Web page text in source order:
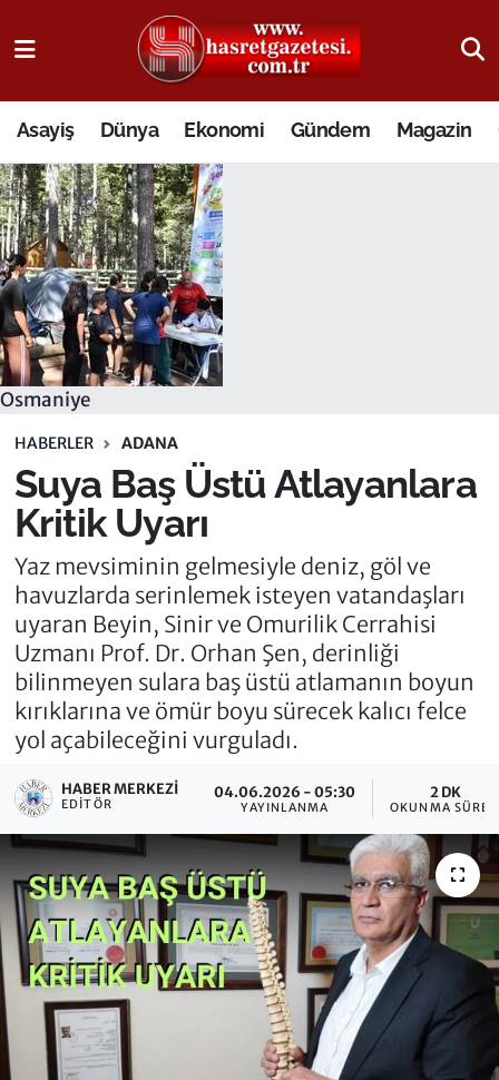
Asayiş Dünya Ekonomi Gündem Magazin
Osmaniye
HABERLER ADANA
Suya Baş Üstü Atlayanlara
Kritik Uyarı
Yaz mevsiminin gelmesiyle deniz, göl ve
havuzlarda serinlemek isteyen vatandaşları
uyaran Beyin, Sinir ve Omurilik Cerrahisi
Uzmanı Prof. Dr. Orhan Şen, derinliği
bilinmeyen sulara baş üstü atlamanın boyun
kırıklarına ve ömür boyu sürecek kalıcı felce
yol açabileceğini vurguladı.
HABER MERKEZI
EDITÖR
04.06.2026 - 05:30
YAYINLANMA
2 DK
OKUNMA
Osmaniye Nöbetçi Eczaneler
Osmaniye Hava Durumu
Osmaniye Trafik Yoğunluk Haritası
Süper Lig Puan Durumu ve Fikstür
Tüm Manşetler
Son Dakika Haberleri